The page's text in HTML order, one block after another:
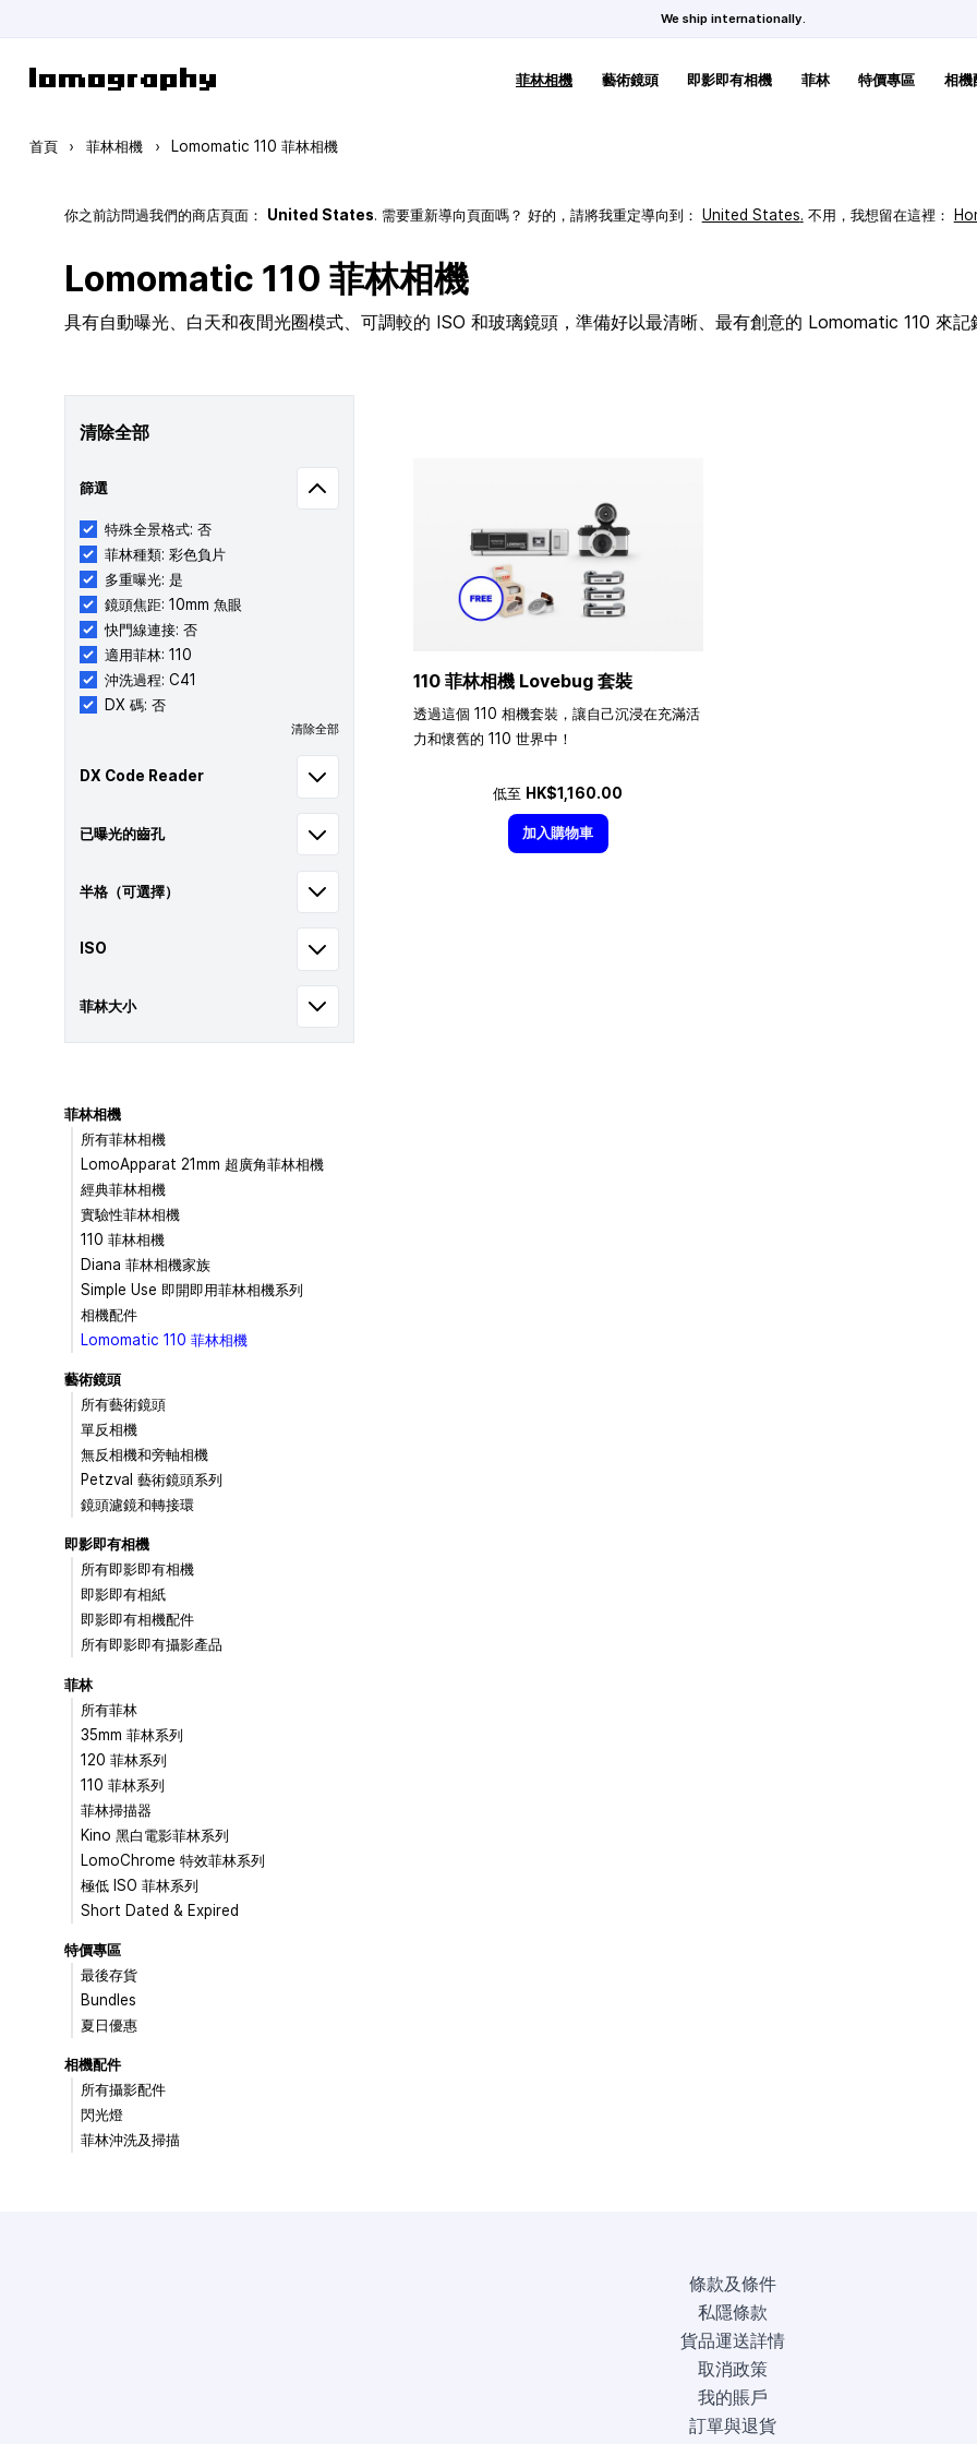
We ship internationally.
菲林相機 藝術鏡頭 即影即有相機 菲林 特價專區 相機
首頁 › 菲林相機 › Lomomatic 110 菲林相機
你之前訪問過我們的商店頁面： United States. 需要重新導向頁面嗎？ 好的，請將我重定導向到： United States. 不用，我想留在這裡：
Lomomatic 110 菲林相機
具有自動曝光、白天和夜間光圈模式、可調較的 ISO 和玻璃鏡頭，準備好以最清晰、最有創意的 Lomomatic 110 來記
清除全部
篩選
特殊全景格式: 否
菲林種類: 彩色負片
多重曝光: 是
鏡頭焦距: 10mm 魚眼
快門線連接: 否
適用菲林: 110
沖洗過程: C41
DX 碼: 否
清除全部
DX Code Reader
已曝光的齒孔
半格（可選擇）
ISO
菲林大小
110 菲林相機 Lovebug 套裝
透過這個 110 相機套裝，讓自己沉浸在充滿活
力和懷舊的 110 世界中！
低至 HK$1,160.00
加入購物車
菲林相機
所有菲林相機
LomoApparat 21mm 超廣角菲林相機
經典菲林相機
實驗性菲林相機
110 菲林相機
Diana 菲林相機家族
Simple Use 即開即用菲林相機系列
相機配件
Lomomatic 110 菲林相機
藝術鏡頭
所有藝術鏡頭
單反相機
無反相機和旁軸相機
Petzval 藝術鏡頭系列
鏡頭濾鏡和轉接環
即影即有相機
所有即影即有相機
即影即有相紙
即影即有相機配件
所有即影即有攝影產品
菲林
所有菲林
35mm 菲林系列
120 菲林系列
110 菲林系列
菲林掃描器
Kino 黑白電影菲林系列
LomoChrome 特效菲林系列
極低 ISO 菲林系列
Short Dated & Expired
特價專區
最後存貨
Bundles
夏日優惠
相機配件
所有攝影配件
閃光燈
菲林沖洗及掃描
條款及條件
私隱條款
貨品運送詳情
取消政策
我的賬戶
訂單與退貨